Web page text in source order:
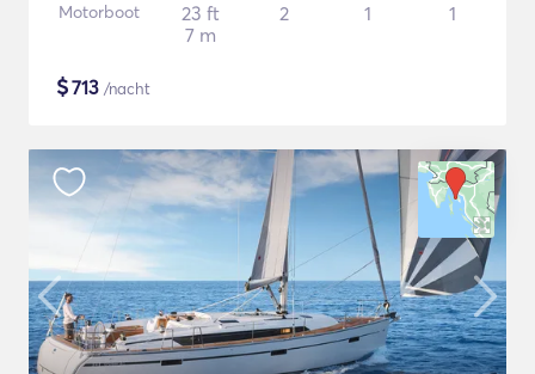
Motorboot
23 ft
7 m
2 1 1
$713 /nacht